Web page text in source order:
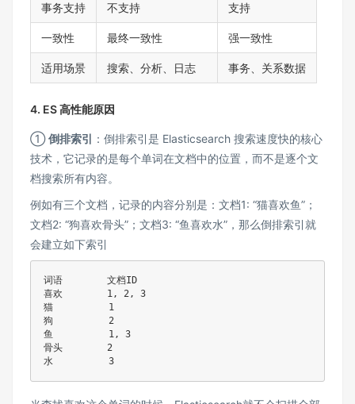
事务支持 不支持 支持
一致性 最终一致性 强一致性
适用场景 搜索、分析、日志 事务、关系数据
4. ES 高性能原因
①倒排索引 ：倒排索引是 Elasticsearch 搜索速度快的核心
技术，它记录的是每个单词在文档中的位置，而不是逐个文
档搜索所有内容。
例如有三个文档，记录的内容分别是：文档1: “猫喜欢鱼”；
文档2: “狗喜欢骨头”；文档3: “鱼喜欢水”，那么倒排索引就
会建立如下索引
词语        文档ID
喜欢        1, 2, 3
猫          1
狗          2
鱼          1, 3
骨头        2